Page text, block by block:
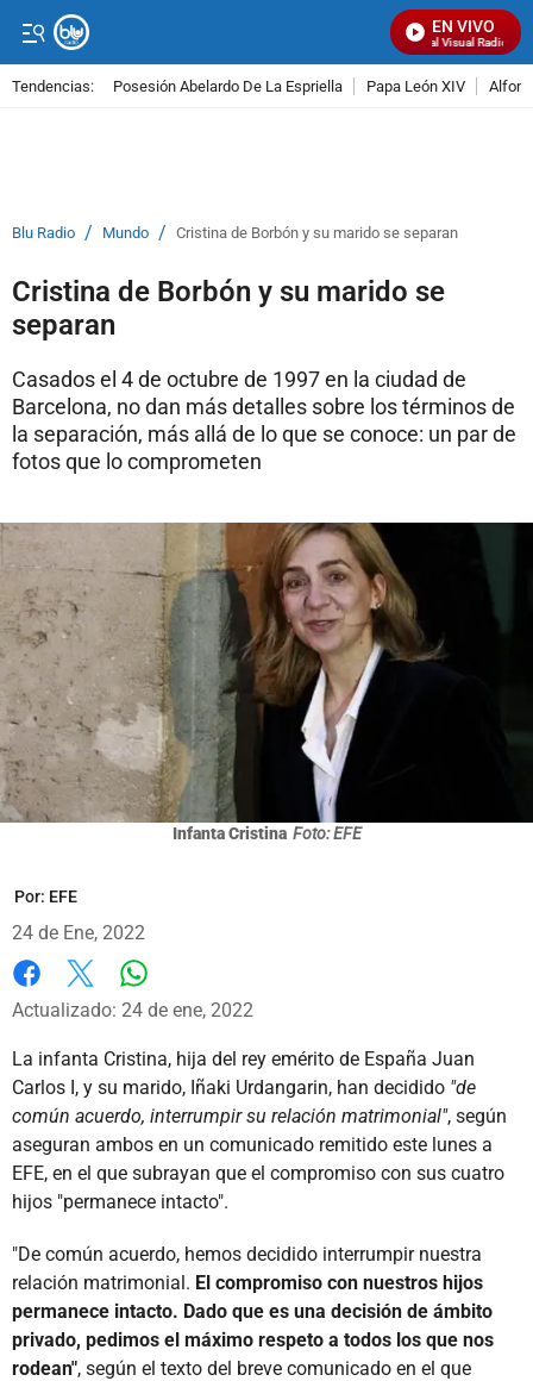
EN VIVO
Señal Visual Radio
Tendencias: Posesión Abelardo De La Espriella Papa León XIV
Blu Radio / Mundo / Cristina de Borbón y su marido se separan
Cristina de Borbón y su marido se
separan
Casados el 4 de octubre de 1997 en la ciudad de
Barcelona, no dan más detalles sobre los términos de
la separación, más allá de lo que se conoce: un par de
fotos que lo comprometen
Infanta Cristina Foto: EFE
Por: EFE
24 de Ene, 2022
Facebook
X
Actualizado: 24 de ene, 2022
La infanta Cristina, hija del rey emérito de España Juan
Carlos I, y su marido, Iñaki Urdangarin, han decidido "de
común acuerdo, interrumpir su relación matrimonial", según
aseguran ambos en un comunicado remitido este lunes a
EFE, en el que subrayan que el compromiso con sus cuatro
hijos "permanece intacto".
"De común acuerdo, hemos decidido interrumpir nuestra
relación matrimonial. El compromiso con nuestros hijos
permanece intacto. Dado que es una decisión de ámbito
privado, pedimos el máximo respeto a todos los que nos
rodean", según el texto del breve comunicado en el que